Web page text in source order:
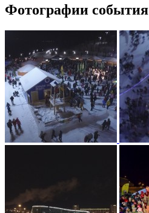
Фотографии события